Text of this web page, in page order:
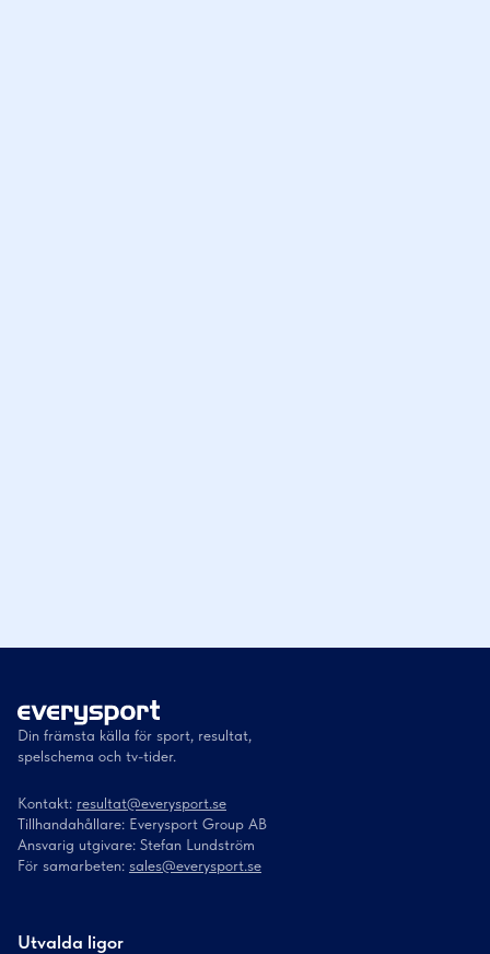
Din främsta källa för sport, resultat,
spelschema och tv-tider.
Kontakt: resultat@everysport.se
Tillhandahållare: Everysport Group AB
Ansvarig utgivare: Stefan Lundström
För samarbeten: sales@everysport.se
Utvalda ligor